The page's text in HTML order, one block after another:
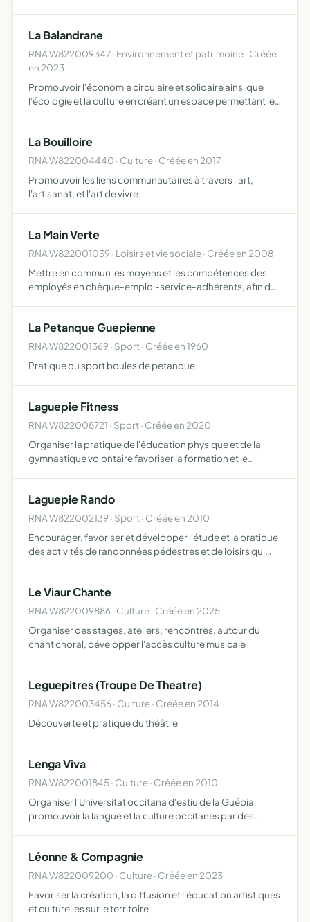
La Balandrane
RNA W822009347 · Environnement et patrimoine · Créée
en 2023
Promouvoir l'économie circulaire et solidaire ainsi que
l'écologie et la culture en créant un espace permettant le
La Bouilloire
RNA W822004440 · Culture · Créée en 2017
Promouvoir les liens communautaires à travers l'art,
l'artisanat, et l'art de vivre
La Main Verte
RNA W822001039 · Loisirs et vie sociale · Créée en 2008
Mettre en commun les moyens et les compétences des
employés en chèque-emploi-service-adhérents, afin de
La Petanque Guepienne
RNA W822001369 · Sport · Créée en 1960
Pratique du sport boules de petanque
Laguepie Fitness
RNA W822008721 · Sport · Créée en 2020
Organiser la pratique de l'éducation physique et de la
gymnastique volontaire favoriser la formation et le
cadre de…
Laguepie Rando
RNA W822002139 · Sport · Créée en 2010
Encourager, favoriser et développer l'étude et la pratique
des activités de randonnées pédestres et de loisirs qui
Le Viaur Chante
RNA W822009886 · Culture · Créée en 2025
Organiser des stages, ateliers, rencontres, autour du
chant choral, développer l'accès culture musicale
Leguepitres (Troupe De Theatre)
RNA W822003456 · Culture · Créée en 2014
Découverte et pratique du théâtre
Lenga Viva
RNA W822001845 · Culture · Créée en 2010
Organiser l'Universitat occitana d'estiu de la Guépia
promouvoir la langue et la culture occitanes par des
Léonne & Compagnie
RNA W822009200 · Culture · Créée en 2023
Favoriser la création, la diffusion et l'éducation artistiques
et culturelles sur le territoire